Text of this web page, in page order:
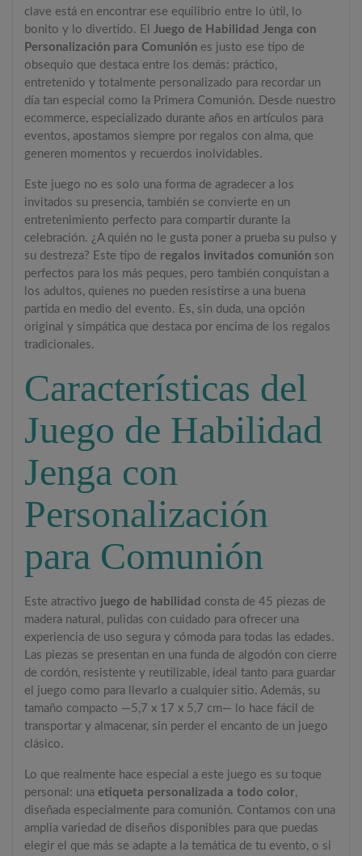
clave está en encontrar ese equilibrio entre lo útil, lo
bonito y lo divertido. El Juego de Habilidad Jenga con
Personalización para Comunión es justo ese tipo de
obsequio que destaca entre los demás: práctico,
entretenido y totalmente personalizado para recordar un
día tan especial como la Primera Comunión. Desde nuestro
ecommerce, especializado durante años en artículos para
eventos, apostamos siempre por regalos con alma, que
generen momentos y recuerdos inolvidables.
Este juego no es solo una forma de agradecer a los
invitados su presencia, también se convierte en un
entretenimiento perfecto para compartir durante la
celebración. ¿A quién no le gusta poner a prueba su pulso y
su destreza? Este tipo de regalos invitados comunión son
perfectos para los más peques, pero también conquistan a
los adultos, quienes no pueden resistirse a una buena
partida en medio del evento. Es, sin duda, una opción
original y simpática que destaca por encima de los regalos
tradicionales.
Características del
Juego de Habilidad
Jenga con
Personalización
para Comunión
Este atractivo juego de habilidad consta de 45 piezas de
madera natural, pulidas con cuidado para ofrecer una
experiencia de uso segura y cómoda para todas las edades.
Las piezas se presentan en una funda de algodón con cierre
de cordón, resistente y reutilizable, ideal tanto para guardar
el juego como para llevarlo a cualquier sitio. Además, su
tamaño compacto —5,7 x 17 x 5,7 cm— lo hace fácil de
transportar y almacenar, sin perder el encanto de un juego
clásico.
Lo que realmente hace especial a este juego es su toque
personal: unaetiqueta personalizada a todo color,
diseñada especialmente para comunión. Contamos con una
amplia variedad de diseños disponibles para que puedas
elegir el que más se adapte a la temática de tu evento, o si